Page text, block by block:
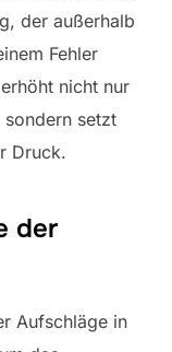
der außerhalb
Fehler
nicht nur
sondern setzt
Druck.
der
Aufschläge in